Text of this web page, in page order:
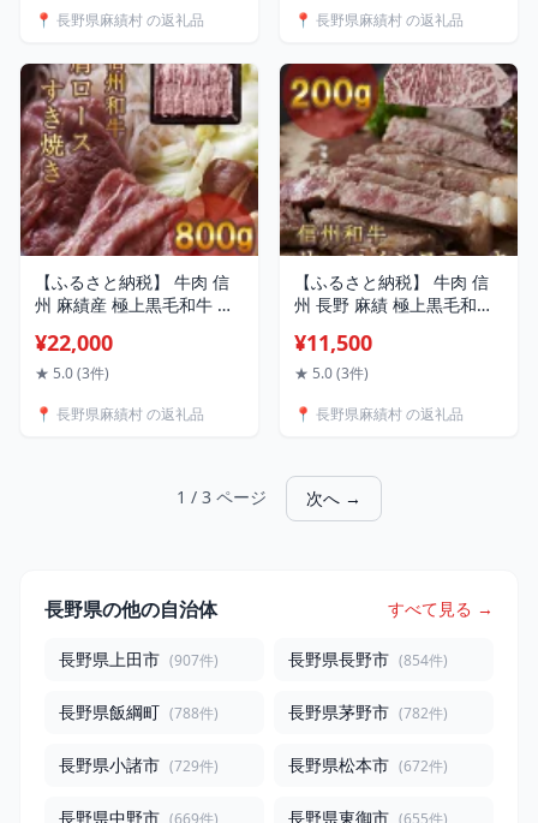
📍 長野県麻績村 の返礼品
📍 長野県麻績村 の返礼品
【ふるさと納税】 牛肉 信
州 麻績産 極上黒毛和牛 信
き焼き 400g×2パック
長野 清水牧場 しゃぶしゃ
応援 訳あり 緊急支援品
¥22,000
★ 5.0 (3件)
📍 長野県麻績村 の返礼品
【ふるさと納税】 牛肉 信
州 長野 麻績 極上黒毛和牛
ン ステーキ 200g 事業者支
援品 訳あり 緊急支援品
¥11,500
★ 5.0 (3件)
📍 長野県麻績村 の返礼品
1 / 3 ページ 次へ →
長野県の他の自治体 すべて見る →
長野県上田市 (907件) 長野県長野市 (854件)
長野県飯綱町 (788件) 長野県茅野市 (782件)
長野県小諸市 (729件) 長野県松本市 (672件)
長野県中野市 (669件) 長野県東御市 (655件)